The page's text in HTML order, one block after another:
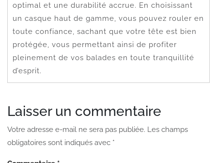
optimal et une durabilité accrue. En choisissant
un casque haut de gamme, vous pouvez rouler en
toute confiance, sachant que votre tête est bien
protégée, vous permettant ainsi de profiter
pleinement de vos balades en toute tranquillité
d’esprit.
Laisser un commentaire
Votre adresse e-mail ne sera pas publiée. Les champs
obligatoires sont indiqués avec *